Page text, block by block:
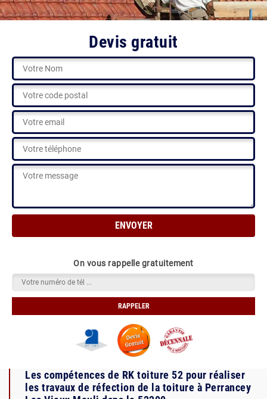
Devis gratuit
On vous rappelle gratuitement
Les compétences de RK toiture 52 pour réaliser
les travaux de réfection de la toiture à Perrancey